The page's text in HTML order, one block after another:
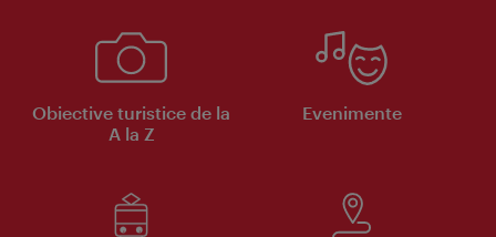
Obiective turistice de la
A la Z
Evenimente